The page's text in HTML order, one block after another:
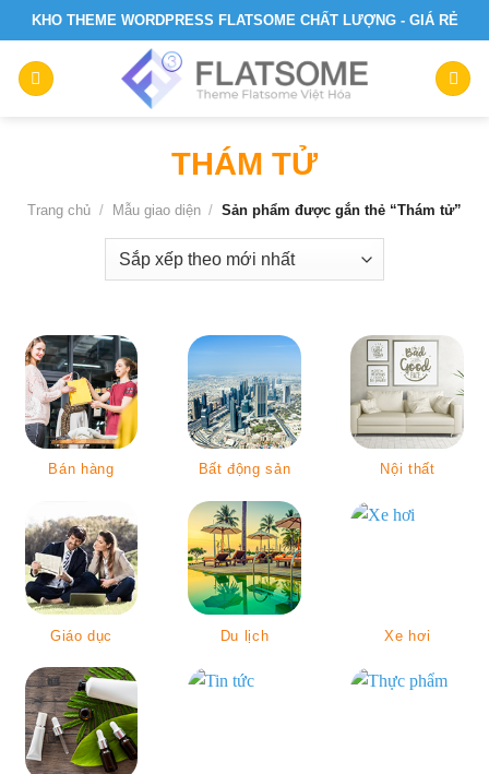
Skip
to
content
KHO THEME WORDPRESS FLATSOME CHẤT LƯỢNG - GIÁ RẺ
THÁM TỬ
Trang chủ / Mẫu giao diện / Sản phẩm được gắn thẻ “Thám tử”
Bán hàng Bất động sản Nội thất
Giáo dục Du lịch Xe hơi